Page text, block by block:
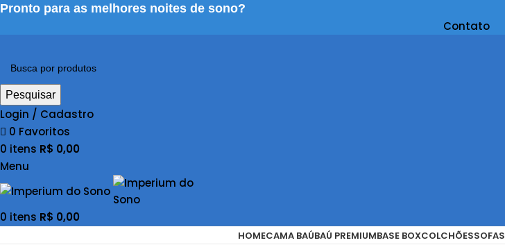
Pronto para as melhores noites de sono?
Contato
Pesquisar
Login / Cadastro
0 Favoritos
0 itens R$ 0,00
Menu
0 itens R$ 0,00
HOMECAMA BAÚBAÚ PREMIUMBASE BOXCOLCHÕESSOFAS